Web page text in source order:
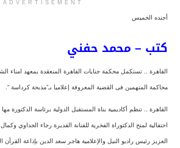
ADVERTISEMENT
أجنده الخميس
كتب – محمد حفني
القاهرة .. تستكمل محكمة جنايات القاهرة المنعقدة بمعهد امناء
محاكمة المتهمين فى القضية المعروفة إعلاميا بـ”مذبحة كرداسة “.
القاهرة .. تنظم أكاديمية بناة المستقبل الدولية برئاسة الدكتورة
احتفالية لمنح الدكتوراة الفخرية للفنانة القديرة رجاء الجداوي
العزيز رئيس راديو النيل والإعلامية هاجر سعد الدين بإذاعة